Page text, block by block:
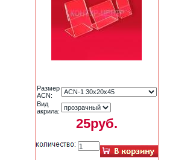
Размер
ACN:
Вид
акрила:
25руб.